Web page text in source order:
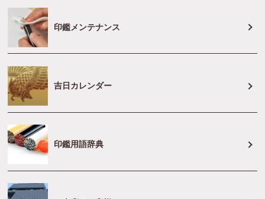
印鑑メンテナンス
吉日カレンダー
印鑑用語辞典